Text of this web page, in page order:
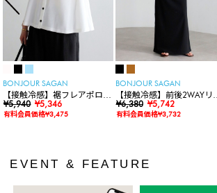
BONJOUR SAGAN
【接触冷感】裾フレアポロシ
ャツ
¥5,940 ¥5,346
有料会員価格¥3,475
BONJOUR SAGAN
【接触冷感】前後2WAYリブ
カットワンピース
¥6,380 ¥5,742
有料会員価格¥3,732
EVENT & FEATURE